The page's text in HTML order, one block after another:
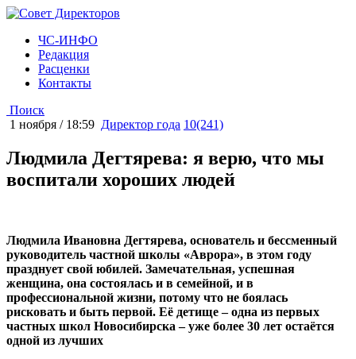
ЧС-ИНФО
Редакция
Расценки
Контакты
Поиск
1 ноября / 18:59 Директор года 10(241)
Людмила Дегтярева: я верю, что мы
воспитали хороших людей
Людмила Ивановна Дегтярева, основатель и бессменный
руководитель частной школы «Аврора», в этом году
празднует свой юбилей. Замечательная, успешная
женщина, она состоялась и в семейной, и в
профессиональной жизни, потому что не боялась
рисковать и быть первой. Её детище – одна из первых
частных школ Новосибирска – уже более 30 лет остаётся
одной из лучших